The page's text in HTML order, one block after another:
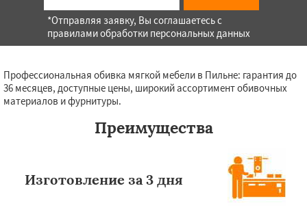
*Отправляя заявку, Вы соглашаетесь с
правилами обработки персональных данных
Профессиональная обивка мягкой мебели в Пильне: гарантия до
36 месяцев, доступные цены, широкий ассортимент обивочных
материалов и фурнитуры.
Преимущества
Изготовление за 3 дня